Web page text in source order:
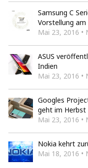
Samsung C
Vorstellung am
Mai 23, 2016
ASUS
Indien
Mai 23, 2016
Googles
geht im Herbst
Mai 23, 2016
Nokia kehrt
Mai 18, 2016